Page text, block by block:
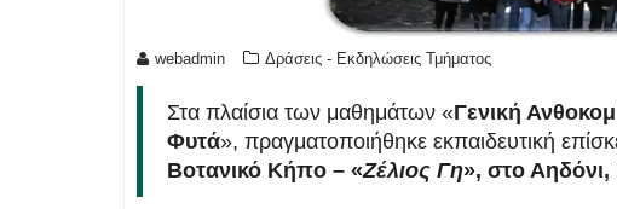
webadmin Δράσεις - Εκδηλώσεις Τμήματος
Στα πλαίσια των μαθημάτων «Γενική
Φυτά», πραγματοποιήθηκε εκπαιδευτική
Βοτανικό Κήπο – «Ζέλιος Γη», στο Αηδόνι,